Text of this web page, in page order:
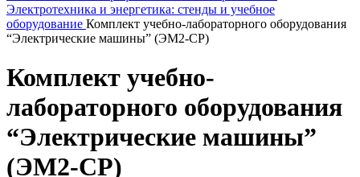
Электротехника и энергетика: стенды и учебное
оборудование Комплект учебно-лабораторного оборудования
“Электрические машины” (ЭМ2-СР)
Комплект учебно-
лабораторного оборудования
“Электрические машины”
(ЭМ2-СР)